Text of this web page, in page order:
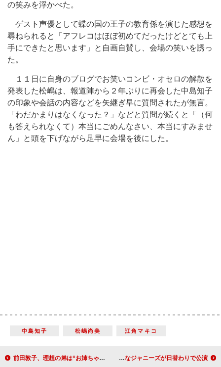
の笑みを浮かべた。
ゲスト声優として蝶の国の王子の教育係を演じた感想を
尋ねられると「アフレコはほぼ初めてだったけどとても上
手にできたと思います」と自画自賛し、会場の笑いを誘っ
た。
１１日に自身のブログでお笑いコンビ・オセロの解散を
発表した松嶋は、報道陣から２年ぶりに再会した中島知子
の印象や会話の内容などを矢継ぎ早に質問されたが無言。
「わだかまりはなくなった？」などと質問が続くと「（何
も答えられなくて）本当にごめんなさい、本当にすみませ
ん」と頭を下げながら足早に会場を後にした。
中島知子 松嶋尚美 江角マキコ
前田敦子、理想の弟は“お姉ちゃんっ子” 丸美屋新ＣＭで姉役に挑戦 優馬「自分たちにしかできないパフォーマンスを」 フレッシュなジャニーズが日替わりで公演